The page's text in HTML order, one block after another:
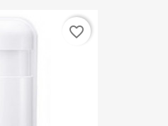
favorite_border